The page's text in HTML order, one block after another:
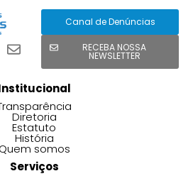
Canal de Denúncias
RECEBA NOSSA
NEWSLETTER
Diretoria
Estatuto
História
Quem somos
Serviços